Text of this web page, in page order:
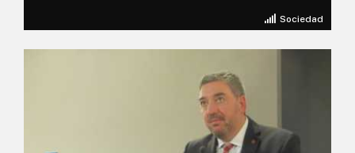
Sociedad